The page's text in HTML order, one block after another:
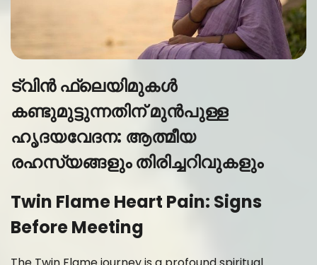
ട്വിൻ ഫ്ലെയിമുകൾ
കണ്ടുമുട്ടുന്നതിന് മുൻപുള്ള
ഹൃദയവേദന: ആത്മീയ
രഹസ്യങ്ങളും തിരിച്ചറിവുകളും
Twin Flame Heart Pain: Signs
Before Meeting